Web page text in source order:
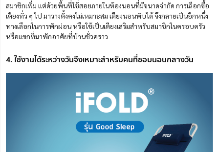
สมาชิกเพิ่ม แต่ด้วยพื้นที่ใช้สอยภายในห้องนอนที่มีขนาดจำกัด การเลือกซื้อ
เตียงทั่ว ๆ ไป มาวางตั้งคงไม่เหมาะสม เตียงนอนพับได้ จึงกลายเป็นอีกหนึ่ง
ทางเลือกในการพักผ่อน หรือใช้เป็นเตียงเสริมสำหรับสมาชิกในครอบครัว
หรือแขกที่มาพักอาศัยที่บ้านชั่วคราว
4. ใช้งานได้ระหว่างวันจึงเหมาะสำหรับคนที่ชอบนอนกลางวัน